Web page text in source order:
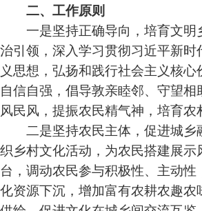
二、工作原则
一是坚持正确导向，培育文明
治引领，深入学习贯彻习近平新时
义思想，弘扬和践行社会主义核
自信自强，倡导敦亲睦邻、守望
风民风，提振农民精气神，培育农
二是坚持农民主体，促进城乡
织乡村文化活动，为农民搭建展
台，调动农民参与积极性、主动性
化资源下沉，增加富有农耕农趣农